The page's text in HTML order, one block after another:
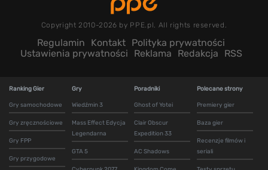
Copyright 2010-2026 by PPE.pl. All rights reserved.
Regulamin Kontakt Polityka prywatności
Ustawienia prywatności
Reklama Redakcja RSS
Ranking Gier
Gry samochodowe
Gry zręcznościowe
Gry FPP
Gry przygodowe
Gry
Wiedźmin 3
Mass Effect Edycja
Legendarna
GTA 5
Poradniki
Ghost of Yotei
Clair Obscur
Expedition 33
AC Shadows
Polecane strony
Premiery gier
Baza gier
Recenzje filmów i
seriali